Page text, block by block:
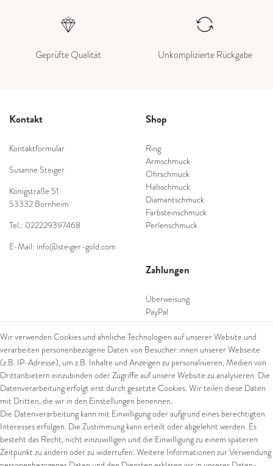
Geprüfte Qualität Unkomplizierte Rückgabe
Kontakt
Kontaktformular
Susanne Steiger
Königstraße 51
53332 Bornheim
Tel.: 022229397468
E-Mail: info@steiger-gold.com
Shop
Ring
Armschmuck
Ohrschmuck
Halsschmuck
Diamantschmuck
Farbsteinschmuck
Perlenschmuck
Zahlungen
Überweisung
PayPal
SEPA Lastschrift
giropay
Kreditkarte
Versand
UPS
FedEx
Wir verwenden Cookies und ähnliche Technologien auf unserer Website und
verarbeiten personenbezogene Daten von Besucher:innen unserer Webseite
(z.B. IP-Adresse), um z.B. Inhalte und Anzeigen zu personalisieren, Medien von
Drittanbietern einzubinden oder Zugriffe auf unsere Website zu analysieren. Die
Datenverarbeitung erfolgt erst durch gesetzte Cookies. Wir teilen diese Daten
mit Dritten, die wir in den Einstellungen benennen.
Die Datenverarbeitung kann mit Einwilligung oder aufgrund eines berechtigten
Interesses erfolgen. Die Zustimmung kann erteilt oder abgelehnt werden. Es
besteht das Recht, nicht einzuwilligen und die Einwilligung zu einem späteren
Zeitpunkt zu ändern oder zu widerrufen. Weitere Informationen zur Verwendung